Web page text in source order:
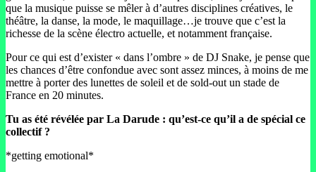
que la musique puisse se mêler à d’autres disciplines créatives, le
théâtre, la danse, la mode, le maquillage…je trouve que c’est la
richesse de la scène électro actuelle, et notamment française.
Pour ce qui est d’exister « dans l’ombre » de DJ Snake, je pense que
les chances d’être confondue avec sont assez minces, à moins de me
mettre à porter des lunettes de soleil et de sold-out un stade de
France en 20 minutes.
Tu as été révélée par La Darude : qu’est-ce qu’il a de spécial ce
collectif ?
*getting emotional*